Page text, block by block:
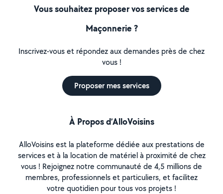
Vous souhaitez proposer vos services de
Maçonnerie ?
Inscrivez-vous et répondez aux demandes près de chez
vous !
Proposer mes services
À Propos d’AlloVoisins
AlloVoisins est la plateforme dédiée aux prestations de
services et à la location de matériel à proximité de chez
vous ! Rejoignez notre communauté de 4,5 millions de
membres, professionnels et particuliers, et facilitez
votre quotidien pour tous vos projets !